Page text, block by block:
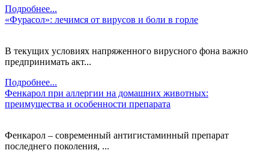
Подробнее...
«Фурасол»: лечимся от вирусов и боли в горле
В текущих условиях напряженного вирусного фона важно
предпринимать акт...
Подробнее...
Фенкарол при аллергии на домашних животных:
преимущества и особенности препарата
Фенкарол – современный антигистаминный препарат
последнего поколения, ...